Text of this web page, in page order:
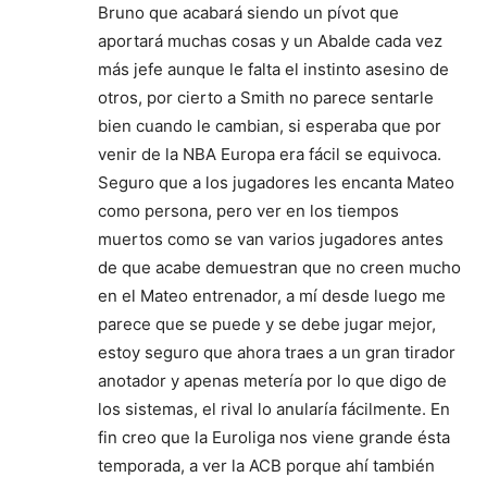
Bruno que acabará siendo un pívot que
aportará muchas cosas y un Abalde cada vez
más jefe aunque le falta el instinto asesino de
otros, por cierto a Smith no parece sentarle
bien cuando le cambian, si esperaba que por
venir de la NBA Europa era fácil se equivoca.
Seguro que a los jugadores les encanta Mateo
como persona, pero ver en los tiempos
muertos como se van varios jugadores antes
de que acabe demuestran que no creen mucho
en el Mateo entrenador, a mí desde luego me
parece que se puede y se debe jugar mejor,
estoy seguro que ahora traes a un gran tirador
anotador y apenas metería por lo que digo de
los sistemas, el rival lo anularía fácilmente. En
fin creo que la Euroliga nos viene grande ésta
temporada, a ver la ACB porque ahí también